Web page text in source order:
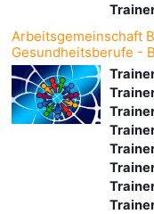
Arbeitsgemeinschaft
Gesundheitsberufe -